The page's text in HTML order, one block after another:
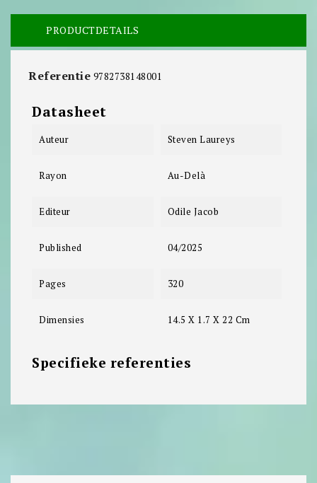
PRODUCTDETAILS
Referentie 9782738148001
Datasheet
Auteur Steven Laureys
Rayon Au-Delà
Editeur Odile Jacob
Published 04/2025
Pages 320
Dimensies 14.5 X 1.7 X 22 Cm
Specifieke referenties